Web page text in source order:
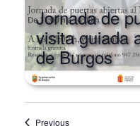
Featured
Jornada de
visita guiada
de Burgos